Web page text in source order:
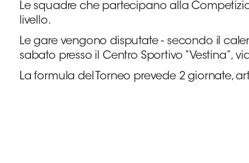
Femminile
Museo
del
Calcio
Le squadre che partecipano alla
livello.
Le gare vengono disputate - secondo il
sabato presso il Centro Sportivo “Vestina”,
La formula del Torneo prevede 2 giornate,